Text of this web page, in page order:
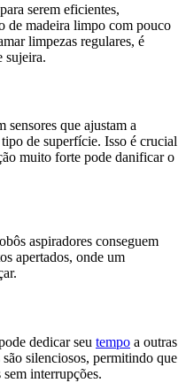
serem eficientes,
de madeira limpo com pouco
limpezas regulares, é
sujeira.
sensores que ajustam a
de superfície. Isso é crucial
muito forte pode danificar o
aspiradores conseguem
apertados, onde um
dedicar seu tempo a outras
silenciosos, permitindo que
interrupções.